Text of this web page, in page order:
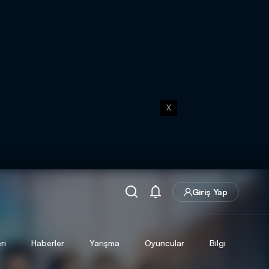
X
Giriş Yap
Haberler Yarışma Oyuncular Bilgi